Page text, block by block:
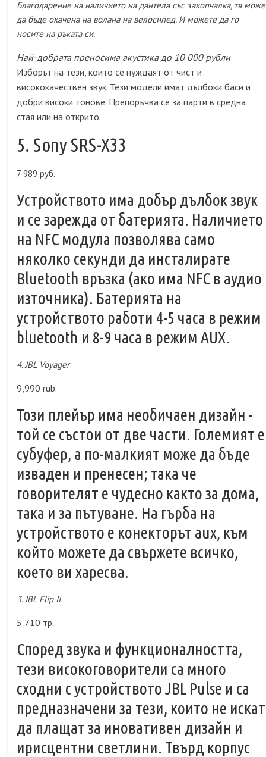
Благодарение на наличието на дантела със закопчалка, тя може
да бъде окачена на волана на велосипед. И можете да го
носите на ръката си.
Най-добрата преносима акустика до 10 000 рубли
Изборът на тези, които се нуждаят от чист и
висококачествен звук. Тези модели имат дълбоки баси и
добри високи тонове. Препоръчва се за парти в средна
стая или на открито.
5. Sony SRS-X33
7 989 руб.
Устройството има добър дълбок звук
и се зарежда от батерията. Наличието
на NFC модула позволява само
няколко секунди да инсталирате
Bluetooth връзка (ако има NFC в аудио
източника). Батерията на
устройството работи 4-5 часа в режим
bluetooth и 8-9 часа в режим AUX.
4. JBL Voyager
9,990 rub.
Този плейър има необичаен дизайн -
той се състои от две части. Големият е
субуфер, а по-малкият може да бъде
изваден и пренесен; така че
говорителят е чудесно както за дома,
така и за пътуване. На гърба на
устройството е конекторът aux, към
който можете да свържете всичко,
което ви харесва.
3. JBL Flip II
5 710 тр.
Според звука и функционалността,
тези високоговорители са много
сходни с устройството JBL Pulse и са
предназначени за тези, които не искат
да плащат за иновативен дизайн и
ирисцентни светлини. Твърд корпус